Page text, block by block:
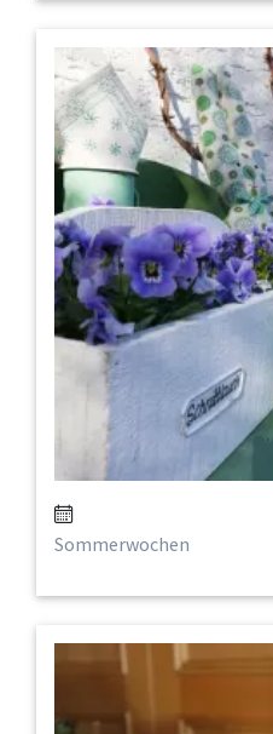
Sommerwochen